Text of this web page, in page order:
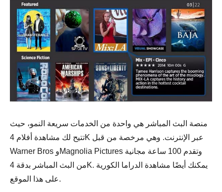
منصة البث المباشر هي واحدة من الخدمات سريعة النمو، حيث
تتيح لك مشاهدة أفلام 4K عبر الإنترنت. وهي مرخصة من قبل
Warner Bros وMagnolia Pictures وتقدم 100 ساعة مجانية
من البث المباشر بدقة 4K. يمكنك أيضًا مشاهدة الدراما الكورية
على هذا الموقع.